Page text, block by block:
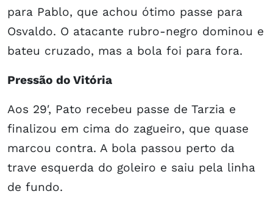
para Pablo, que achou ótimo passe para
Osvaldo. O atacante rubro-negro dominou e
bateu cruzado, mas a bola foi para fora.
Pressão do Vitória
Aos 29′, Pato recebeu passe de Tarzia e
finalizou em cima do zagueiro, que quase
marcou contra. A bola passou perto da
trave esquerda do goleiro e saiu pela linha
de fundo.